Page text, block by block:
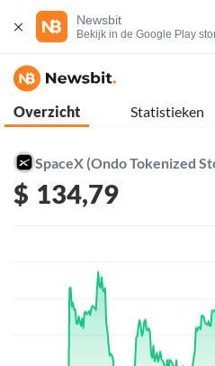
Newsbit
Bekijk in de Google Play
Overzicht Statistieken
SpaceX (Ondo Tokenized
$ 134,79